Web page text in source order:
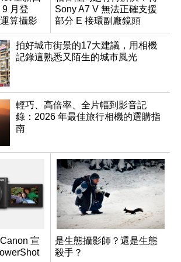
月登
算攝影
Sony A7 V 無法正確支援
部分 E 接環副廠鏡頭
拍好城市街景的17大建議，用相機
記錄這熟悉又陌生的城市風光
輕巧、高倍率、全片幅到影音記
錄：2026 年最佳旅行相機的選購指
南
宣
是生態攝影師？還是生態
殺手？